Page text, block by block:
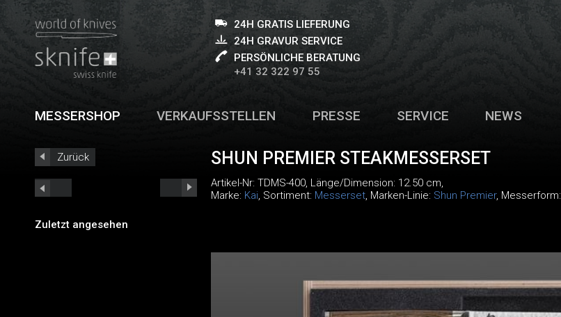
24H GRATIS LIEFERUNG
24H GRAVUR SERVICE
PERSÖNLICHE BERATUNG
+41 32 322 97 55
MESSERSHOP VERKAUFSSTELLEN PRESSE SERVICE NEWS
Zurück
Zuletzt angesehen
SHUN PREMIER STEAKMESSERSET
Artikel-Nr: TDMS-400, Länge/Dimension: 12.50 cm,
Marke: Kai, Sortiment: Messerset, Marken-Linie: Shun Premier, Messerform: